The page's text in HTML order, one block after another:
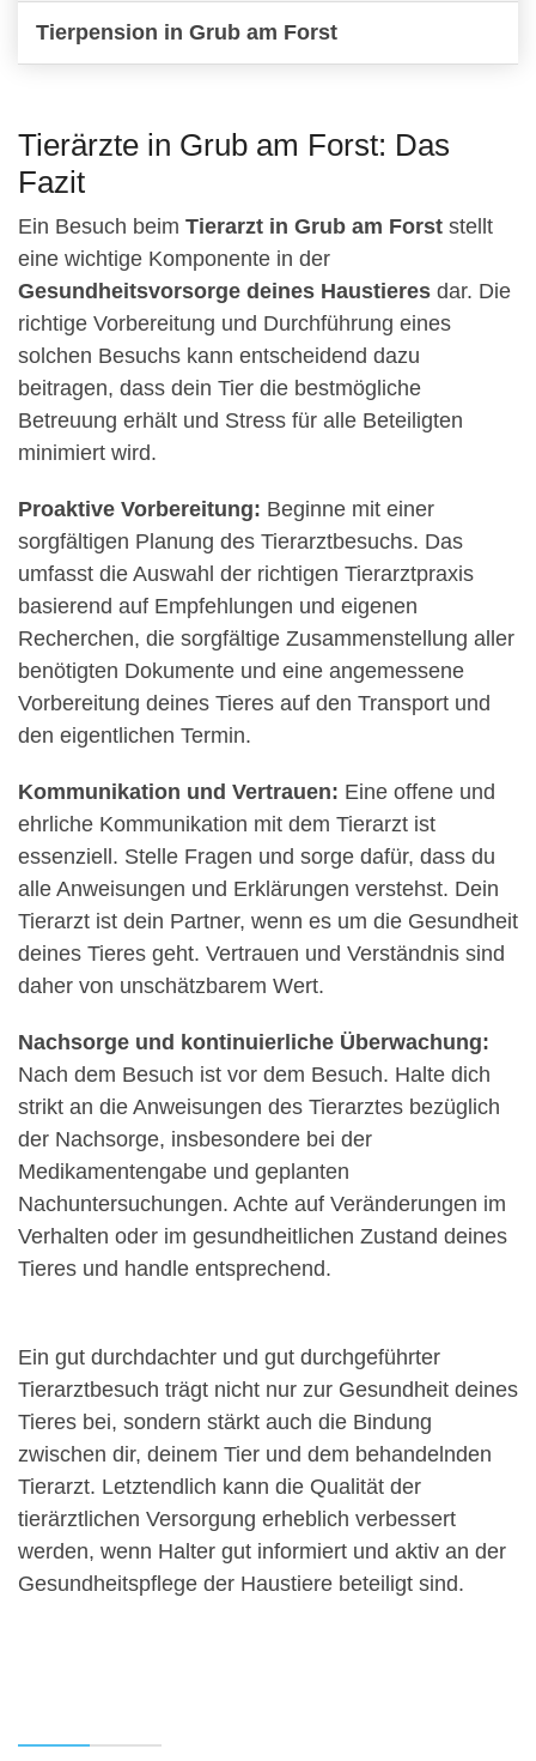
Tierpension in Grub am Forst
Tierärzte in Grub am Forst: Das
Fazit
Ein Besuch beim Tierarzt in Grub am Forst stellt
eine wichtige Komponente in der
Gesundheitsvorsorge deines Haustieres dar. Die
richtige Vorbereitung und Durchführung eines
solchen Besuchs kann entscheidend dazu
beitragen, dass dein Tier die bestmögliche
Betreuung erhält und Stress für alle Beteiligten
minimiert wird.
Proaktive Vorbereitung: Beginne mit einer
sorgfältigen Planung des Tierarztbesuchs. Das
umfasst die Auswahl der richtigen Tierarztpraxis
basierend auf Empfehlungen und eigenen
Recherchen, die sorgfältige Zusammenstellung aller
benötigten Dokumente und eine angemessene
Vorbereitung deines Tieres auf den Transport und
den eigentlichen Termin.
Kommunikation und Vertrauen: Eine offene und
ehrliche Kommunikation mit dem Tierarzt ist
essenziell. Stelle Fragen und sorge dafür, dass du
alle Anweisungen und Erklärungen verstehst. Dein
Tierarzt ist dein Partner, wenn es um die Gesundheit
deines Tieres geht. Vertrauen und Verständnis sind
daher von unschätzbarem Wert.
Nachsorge und kontinuierliche Überwachung:
Nach dem Besuch ist vor dem Besuch. Halte dich
strikt an die Anweisungen des Tierarztes bezüglich
der Nachsorge, insbesondere bei der
Medikamentengabe und geplanten
Nachuntersuchungen. Achte auf Veränderungen im
Verhalten oder im gesundheitlichen Zustand deines
Tieres und handle entsprechend.
Ein gut durchdachter und gut durchgeführter
Tierarztbesuch trägt nicht nur zur Gesundheit deines
Tieres bei, sondern stärkt auch die Bindung
zwischen dir, deinem Tier und dem behandelnden
Tierarzt. Letztendlich kann die Qualität der
tierärztlichen Versorgung erheblich verbessert
werden, wenn Halter gut informiert und aktiv an der
Gesundheitspflege der Haustiere beteiligt sind.